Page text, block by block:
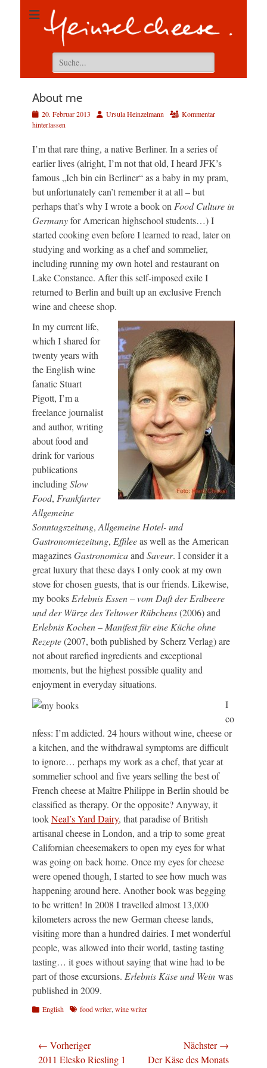
Suchen
nach:
About me
Veröffentlicht
am
20. Februar 2013 AutorUrsula Heinzelmann
Kommentar
hinterlassen
I’m that rare thing, a native Berliner. In a series of
earlier lives (alright, I’m not that old, I heard JFK’s
famous „Ich bin ein Berliner“ as a baby in my pram,
but unfortunately can’t remember it at all – but
perhaps that’s why I wrote a book onFood Culture in
Germanyfor American highschool students…) I
started cooking even before I learned to read, later on
studying and working as a chef and sommelier,
including running my own hotel and restaurant on
Lake Constance. After this self-imposed exile I
returned to Berlin and built up an exclusive French
wine and cheese shop.
In my current life,
which I shared for
twenty years with
the English wine
fanatic Stuart
Pigott, I’m a
freelance journalist
and author, writing
about food and
drink for various
publications
includingSlow
Food, Frankfurter
Allgemeine
Sonntagszeitung,Allgemeine Hotel- und
Gastronomiezeitung, Effileeas well as the American
magazinesGastronomicaandSaveur. I consider it a
great luxury that these days I only cook at my own
stove for chosen guests, that is our friends. Likewise,
my booksErlebnis Essen – vom Duft der Erdbeere
und der Würze des Teltower Rübchens(2006) and
Erlebnis Kochen – Manifest für eine Küche ohne
Rezepte(2007, both published by Scherz Verlag) are
not about rarefied ingredients and exceptional
moments, but the highest possible quality and
enjoyment in everyday situations.
I
co
nfess: I’m addicted. 24 hours without wine, cheese or
a kitchen, and the withdrawal symptoms are difficult
to ignore… perhaps my work as a chef, that year at
sommelier school and five years selling the best of
French cheese at Maître Philippe in Berlin should be
classified as therapy. Or the opposite? Anyway, it
tookNeal’s Yard Dairy, that paradise of British
artisanal cheese in London, and a trip to some great
Californian cheesemakers to open my eyes for what
was going on back home. Once my eyes for cheese
were opened though, I started to see how much was
happening around here. Another book was begging
to be written! In 2008 I travelled almost 13,000
kilometers across the new German cheese lands,
visiting more than a hundred dairies. I met wonderful
people, was allowed into their world, tasting tasting
tasting… it goes without saying that wine had to be
part of those excursions. Erlebnis Käse und Wein was
published in 2009.
Kategorien
English Schlagworte
food writer,wine writer
Beitragsnavigation
← Vorheriger
Vorheriger
2011 Elesko Riesling 1
Nächster →
Nächster
Der Käse des Monats